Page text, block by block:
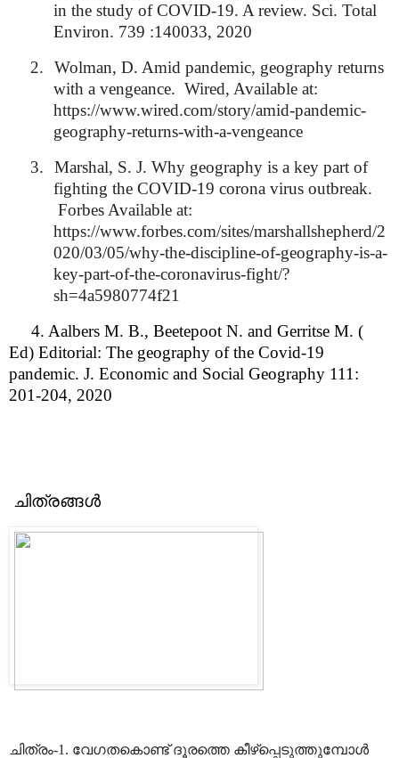
in the study of COVID-19. A review. Sci. Total
Environ. 739 :140033, 2020
2.
Wolman, D. Amid pandemic, geography returns
with a vengeance. Wired, Available at:
https://www.wired.com/story/amid-pandemic-
geography-returns-with-a-vengeance
3.
Marshal, S. J. Why geography is a key part of
fighting the COVID-19 corona virus outbreak.
Forbes Available at:
https://www.forbes.com/sites/marshallshepherd/2
020/03/05/why-the-discipline-of-geography-is-a-
key-part-of-the-coronavirus-fight/?
sh=4a5980774f21
4. Aalbers M. B., Beetepoot N. and Gerritse M. (
Ed) Editorial: The geography of the Covid-19
pandemic. J. Economic and Social Geography 111:
201-204, 2020
ചിത്രങ്ങൾ
ചിത്രം-1. വേഗതകൊണ്ട് ദൂരത്തെ കീഴ്പ്പെടുത്തുമ്പോൾ